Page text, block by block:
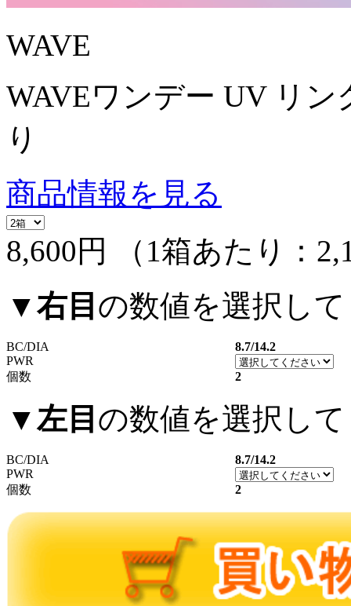
WAVE
WAVEワンデー UV リン
り
商品情報を見る
8,600円
（1箱あたり：
▼右目 の数値を選択し
BC/DIA
8.7/14.2
PWR
個数
2
▼左目 の数値を選択し
BC/DIA
8.7/14.2
PWR
個数
2